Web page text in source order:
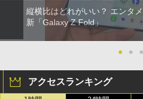
縦横比はどれがいい？ エンタ
新「Galaxy Z Fold」
● ● ●
アクセスランキング